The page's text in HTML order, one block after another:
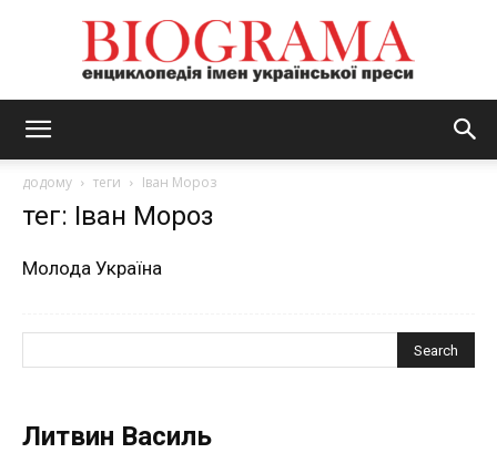
додому теги Іван Мороз
тег: Іван Мороз
Молода Україна
Литвин Василь